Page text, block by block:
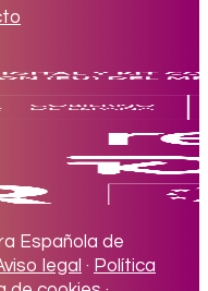
Española de
legal · Política